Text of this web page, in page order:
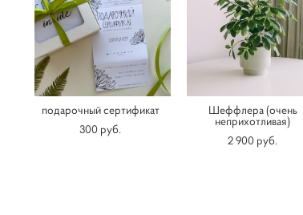
подарочный сертификат
300 pуб.
Шеффлера (очень
неприхотливая)
2 900 pуб.